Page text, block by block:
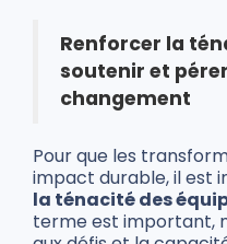
Renforcer la
soutenir et
changement
Pour que les
impact durable, il est
la ténacité des
terme est important,